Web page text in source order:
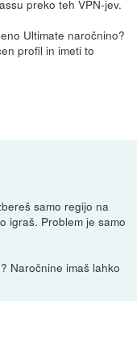
preko teh VPN-jev.
Ultimate naročnino?
profil in imeti to
samo regijo na
igraš. Problem je samo
Naročnine imaš lahko